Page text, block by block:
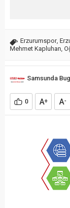
Erzurumspor,
Mehmet Kapluhan
Samsunda
0 A+ A-